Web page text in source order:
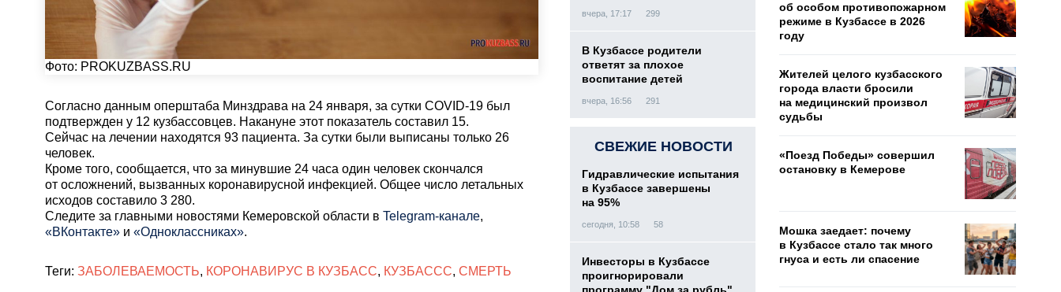
Фото: PROKUZBASS.RU
Согласно данным оперштаба Минздрава на 24 января, за сутки COVID-19 был
подтвержден у 12 кузбассовцев. Накануне этот показатель составил 15.
Сейчас на лечении находятся 93 пациента. За сутки были выписаны только 26
человек.
Кроме того, сообщается, что за минувшие 24 часа один человек скончался
от осложнений, вызванных коронавирусной инфекцией. Общее число летальных
исходов составило 3 280.
Cледите за главными новостями Кемеровской области в Telegram-канале,
«ВКонтакте» и «Одноклассниках».
Теги: ЗАБОЛЕВАЕМОСТЬ, КОРОНАВИРУС В КУЗБАСС, КУЗБАССС, СМЕРТЬ
вчера, 17:17 299
В Кузбассе родители
ответят за плохое
воспитание детей
вчера, 16:56 291
СВЕЖИЕ НОВОСТИ
Гидравлические испытания
в Кузбассе завершены
на 95%
сегодня, 10:58 58
Инвесторы в Кузбассе
проигнорировали
об особом противопожарном
режиме в Кузбассе в 2026
году
Жителей целого кузбасского
города власти бросили
на медицинский произвол
судьбы
«Поезд Победы» совершил
остановку в Кемерове
Мошка заедает: почему
в Кузбассе стало так много
гнуса и есть ли спасение